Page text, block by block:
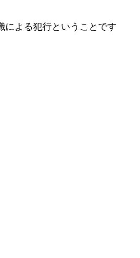
による犯行ということです